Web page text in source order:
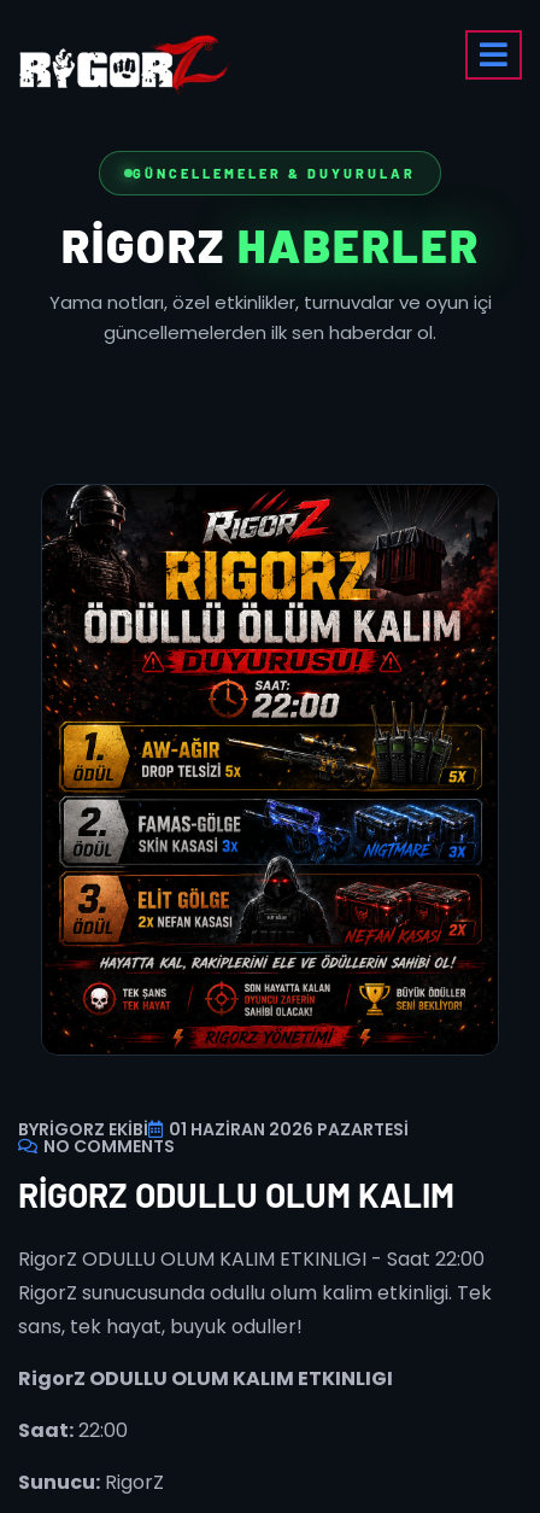
GÜNCELLEMELER & DUYURULAR
RIGORZ HABERLER
Yama notları, özel etkinlikler, turnuvalar ve oyun içi
güncellemelerden ilk sen haberdar ol.
BYRIGORZ EKIBI 01 HAZIRAN 2026 PAZARTESI
NO COMMENTS
RIGORZ ODULLU OLUM KALIM
RigorZ ODULLU OLUM KALIM ETKINLIGI - Saat 22:00
RigorZ sunucusunda odullu olum kalim etkinligi. Tek
sans, tek hayat, buyuk oduller!
RigorZ ODULLU OLUM KALIM ETKINLIGI
Saat:22:00
Sunucu: RigorZ